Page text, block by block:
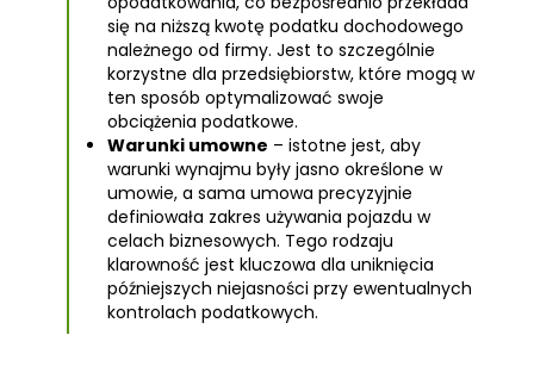
się na niższą kwotę podatku dochodowego
należnego od firmy. Jest to szczególnie
korzystne dla przedsiębiorstw, które mogą w
ten sposób optymalizować swoje
obciążenia podatkowe.
Warunki umowne – istotne jest, aby
warunki wynajmu były jasno określone w
umowie, a sama umowa precyzyjnie
definiowała zakres używania pojazdu w
celach biznesowych. Tego rodzaju
klarowność jest kluczowa dla uniknięcia
późniejszych niejasności przy ewentualnych
kontrolach podatkowych.